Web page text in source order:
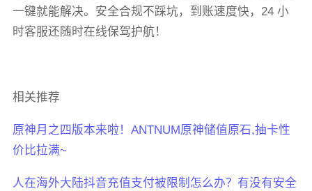
一键就能解决。安全合规不踩坑，到账速度快，24 小
时客服还随时在线保驾护航！
相关推荐
原神月之四版本来啦！ANTNUM原神储值原石,抽卡性
价比拉满~
人在海外大陆抖音充值支付被限制怎么办？有没有安全